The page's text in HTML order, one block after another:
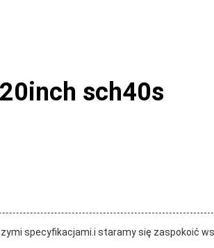
sch40s
specyfikacjami.i staramy się zaspokoić